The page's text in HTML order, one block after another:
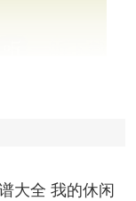
相伴
大全 我的休闲